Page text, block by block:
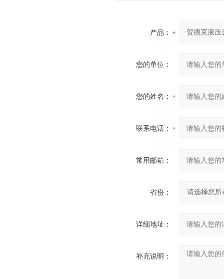
产品：
您的单位：
您的姓名：
联系电话：
常用邮箱：
省份：
详细地址：
补充说明：